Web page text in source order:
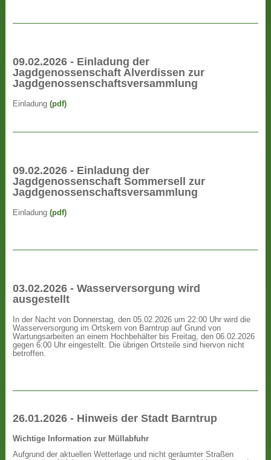
09.02.2026 - Einladung der
Jagdgenossenschaft Alverdissen zur
Jagdgenossenschaftsversammlung
Einladung(pdf)
09.02.2026 - Einladung der
Jagdgenossenschaft Sommersell zur
Jagdgenossenschaftsversammlung
Einladung(pdf)
03.02.2026 - Wasserversorgung wird
ausgestellt
In der Nacht von Donnerstag, den 05.02.2026 um 22:00 Uhr wird die
Wasserversorgung im Ortskern von Barntrup auf Grund von
Wartungsarbeiten an einem Hochbehälter bis Freitag, den 06.02.2026
gegen 6:00 Uhr eingestellt. Die übrigen Ortsteile sind hiervon nicht
betroffen.
26.01.2026 - Hinweis der Stadt Barntrup
Wichtige Information zur Müllabfuhr
Aufgrund der aktuellen Wetterlage und nicht geräumter Straßen